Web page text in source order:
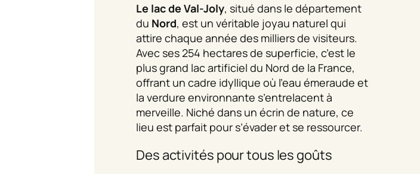
Le lac de Val-Joly, situé dans le département
du Nord, est un véritable joyau naturel qui
attire chaque année des milliers de visiteurs.
Avec ses 254 hectares de superficie, c’est le
plus grand lac artificiel du Nord de la France,
offrant un cadre idyllique où l’eau émeraude et
la verdure environnante s’entrelacent à
merveille. Niché dans un écrin de nature, ce
lieu est parfait pour s’évader et se ressourcer.
Des activités pour tous les goûts